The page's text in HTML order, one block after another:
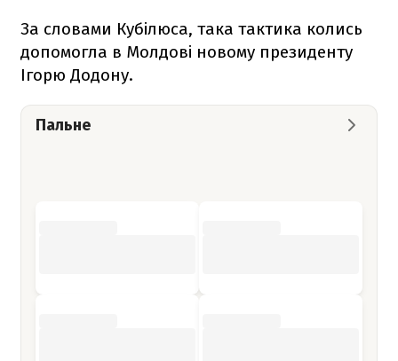
За словами Кубілюса, така тактика колись
допомогла в Молдові новому президенту
Ігорю Додону.
Пальне